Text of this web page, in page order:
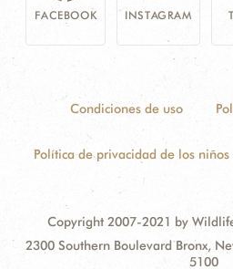
FACEBOOK INSTAGRAM
Condiciones de uso
Política de privacidad de los niños
Copyright 2007-2021 by
Contact
Address:
2300 Southern Boulevard Bronx,
5100